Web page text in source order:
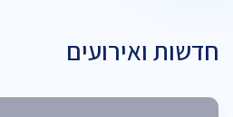
חדשות ואירועים